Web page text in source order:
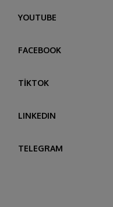
YOUTUBE
FACEBOOK
TİKTOK
LINKEDIN
TELEGRAM